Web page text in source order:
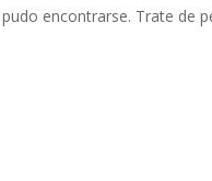
encontrarse. Trate de